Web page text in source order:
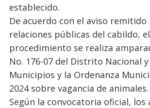
establecido.
De acuerdo con el aviso remitido
relaciones públicas del cabildo, el
procedimiento se realiza
No. 176-07 del Distrito Nacional
Municipios y la Ordenanza
2024 sobre vagancia de animales.
Según la convocatoria oficial, los